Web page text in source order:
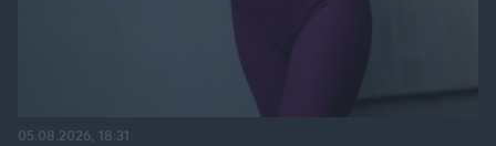
05.08.2026, 18:31